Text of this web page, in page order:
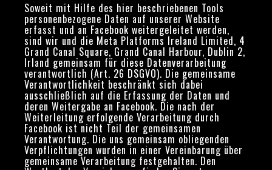
Soweit mit Hilfe des hier beschriebenen Tools
personenbezogene Daten auf unserer Website
erfasst und an Facebook weitergeleitet werden,
sind wir und die Meta Platforms Ireland Limited, 4
Grand Canal Square, Grand Canal Harbour, Dublin 2,
Irland gemeinsam für diese Datenverarbeitung
verantwortlich (Art. 26 DSGVO). Die gemeinsame
Verantwortlichkeit beschränkt sich dabei
ausschließlich auf die Erfassung der Daten und
deren Weitergabe an Facebook. Die nach der
Weiterleitung erfolgende Verarbeitung durch
Facebook ist nicht Teil der gemeinsamen
Verantwortung. Die uns gemeinsam obliegenden
Verpflichtungen wurden in einer Vereinbarung über
gemeinsame Verarbeitung festgehalten. Den